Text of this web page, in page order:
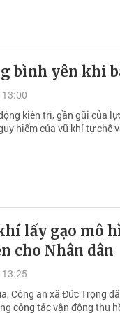
bình yên khi
kiên trì, gần gũi của
hiểm của vũ khí tự chế
lấy gạo mô
cho Nhân dân
Công an xã Đức Trọng
công tác vận động thu